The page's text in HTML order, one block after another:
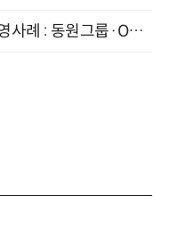
B2B에서 B2C까지, 현장 실제 운영사례 : 동원그룹·OCI·다이닝브랜즈그룹·당근 (8/27)